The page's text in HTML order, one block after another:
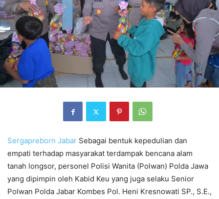
Sergapreborn Jabar Sebagai bentuk kepedulian dan
empati terhadap masyarakat terdampak bencana alam
tanah longsor, personel Polisi Wanita (Polwan) Polda Jawa
yang dipimpin oleh Kabid Keu yang juga selaku Senior
Polwan Polda Jabar Kombes Pol. Heni Kresnowati SP., S.E.,